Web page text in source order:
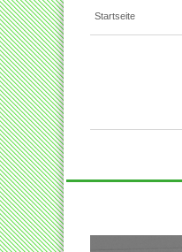
Startseite